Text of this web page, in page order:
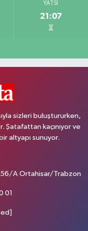
YATSI
21:07
sizleri buluştururken,
Şatafattan kaçınıyor ve
altyapı sunuyor.
A Ortahisar/Trabzon
01